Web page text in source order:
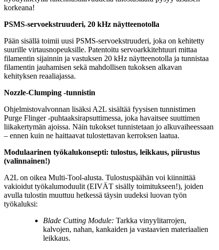
korkeana!
PSMS-servoekstruuderi, 20 kHz näytteenotolla
Pään sisällä toimii uusi PSMS-servoekstruuderi, joka on kehitetty
suurille virtausnopeuksille. Patentoitu servoarkkitehtuuri mittaa
filamentin sijainnin ja vastuksen 20 kHz näytteenotolla ja tunnistaa
filamentin jauhamisen sekä mahdollisen tukoksen alkavan
kehityksen reaaliajassa.
Nozzle-Clumping -tunnistin
Ohjelmistovalvonnan lisäksi A2L sisältää fyysisen tunnistimen
Purge Flinger -puhtaaksirapsuttimessa, joka havaitsee suuttimen
liikakertymän ajoissa. Näin tukokset tunnistetaan jo alkuvaiheessaan
– ennen kuin ne haittaavat tulostettavan kerroksen laatua.
Modulaarinen työkalukonsepti: tulostus, leikkaus, piirustus
(valinnainen!)
A2L on oikea Multi-Tool-alusta. Tulostuspäähän voi kiinnittää
vakioidut työkalumoduulit (EIVÄT sisälly toimitukseen!), joiden
avulla tulostin muuttuu hetkessä täysin uudeksi luovan työn
työkaluksi:
Blade Cutting Module: Tarkka vinyylitarrojen,
kalvojen, nahan, kankaiden ja vastaavien materiaalien
leikkaus.